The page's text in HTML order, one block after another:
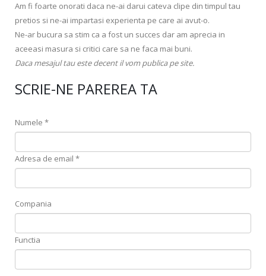
Am fi foarte onorati daca ne-ai darui cateva clipe din timpul tau
pretios si ne-ai impartasi experienta pe care ai avut-o.
Ne-ar bucura sa stim ca a fost un succes dar am aprecia in
aceeasi masura si critici care sa ne faca mai buni.
Daca mesajul tau este decent il vom publica pe site.
SCRIE-NE PAREREA TA
Numele *
Adresa de email *
Compania
Functia